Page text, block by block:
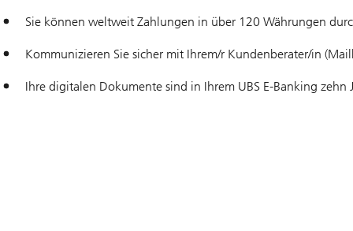
Sie können weltweit Zahlungen in über 120 Währungen
Kommunizieren Sie sicher mit Ihrem/r Kundenberater/in
Ihre digitalen Dokumente sind in Ihrem UBS E-Banking zehn